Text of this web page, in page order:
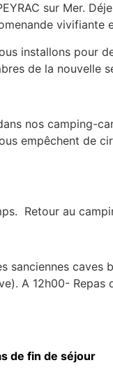
sur Mer.
vivifiante
installons pour
de la nouvelle
nos camping-
empêchent de
Retour au
caves
A 12h00- Repas
de fin de séjour